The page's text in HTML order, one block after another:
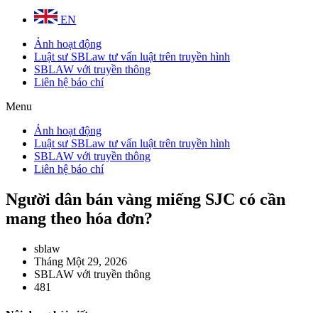
EN
Ảnh hoạt động
Luật sư SBLaw tư vấn luật trên truyền hình
SBLAW với truyền thông
Liên hệ báo chí
Menu
Ảnh hoạt động
Luật sư SBLaw tư vấn luật trên truyền hình
SBLAW với truyền thông
Liên hệ báo chí
Người dân bán vàng miếng SJC có cần
mang theo hóa đơn?
sblaw
Tháng Một 29, 2026
SBLAW với truyền thông
481